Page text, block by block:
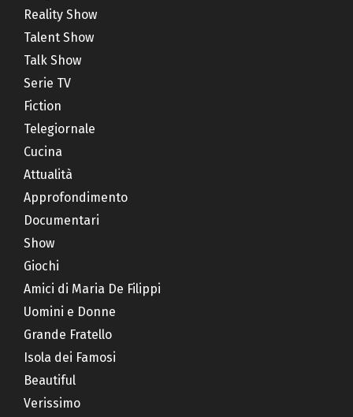
Reality Show
Talent Show
Talk Show
Serie TV
Fiction
Telegiornale
Cucina
Attualità
Approfondimento
Documentari
Show
Giochi
Amici di Maria De Filippi
Uomini e Donne
Grande Fratello
Isola dei Famosi
Beautiful
Verissimo